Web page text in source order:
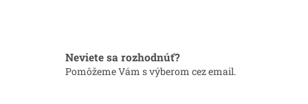
Neviete sa rozhodnúť?
Pomôžeme Vám s výberom cez email.